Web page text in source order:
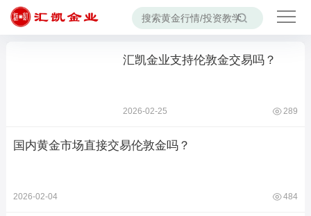
汇凯金业支持伦敦金交易吗？
2026-02-25 289
国内黄金市场直接交易伦敦金吗？
2026-02-04 484